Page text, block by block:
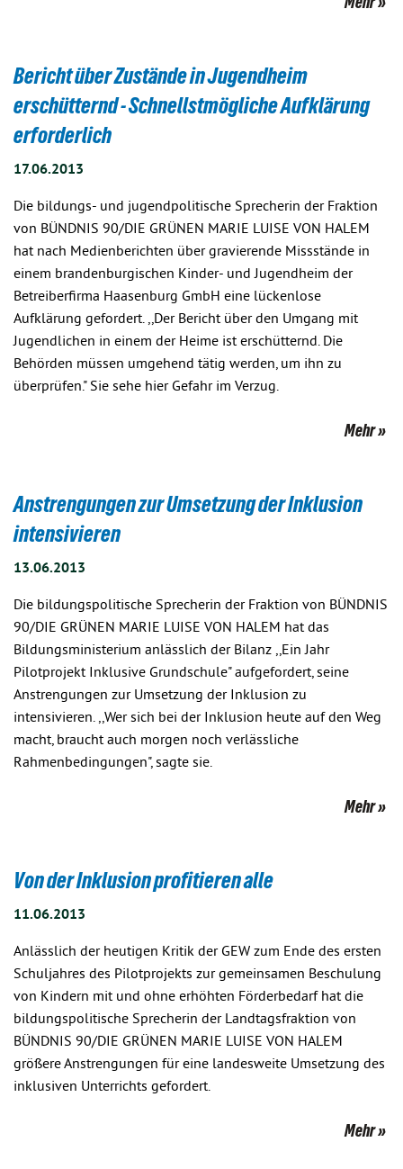
Bericht über Zustände in Jugendheim
erschütternd - Schnellstmögliche Aufklärung
erforderlich
17.06.2013
Die bildungs- und jugendpolitische Sprecherin der Fraktion
von BÜNDNIS 90/DIE GRÜNEN MARIE LUISE VON HALEM
hat nach Medienberichten über gravierende Missstände in
einem brandenburgischen Kinder- und Jugendheim der
Betreiberfirma Haasenburg GmbH eine lückenlose
Aufklärung gefordert. ,,Der Bericht über den Umgang mit
Jugendlichen in einem der Heime ist erschütternd. Die
Behörden müssen umgehend tätig werden, um ihn zu
überprüfen." Sie sehe hier Gefahr im Verzug.
Mehr
Anstrengungen zur Umsetzung der Inklusion
intensivieren
13.06.2013
Die bildungspolitische Sprecherin der Fraktion von BÜNDNIS
90/DIE GRÜNEN MARIE LUISE VON HALEM hat das
Bildungsministerium anlässlich der Bilanz ,,Ein Jahr
Pilotprojekt Inklusive Grundschule" aufgefordert, seine
Anstrengungen zur Umsetzung der Inklusion zu
intensivieren. ,,Wer sich bei der Inklusion heute auf den Weg
macht, braucht auch morgen noch verlässliche
Rahmenbedingungen", sagte sie.
Mehr
Von der Inklusion profitieren alle
11.06.2013
Anlässlich der heutigen Kritik der GEW zum Ende des ersten
Schuljahres des Pilotprojekts zur gemeinsamen Beschulung
von Kindern mit und ohne erhöhten Förderbedarf hat die
bildungspolitische Sprecherin der Landtagsfraktion von
BÜNDNIS 90/DIE GRÜNEN MARIE LUISE VON HALEM
größere Anstrengungen für eine landesweite Umsetzung des
inklusiven Unterrichts gefordert.
Mehr